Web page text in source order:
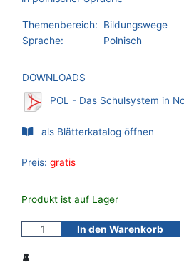
Themenbereich:
Bildungswege
Sprache:
Polnisch
DOWNLOADS
POL - Das Schulsystem in
als Blätterkatalog öffnen
Preis: gratis
Produkt ist auf Lager
In den Warenkorb